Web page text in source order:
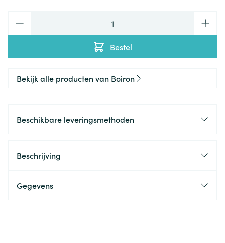
Bestel
Bekijk alle producten van Boiron
Beschikbare leveringsmethoden
Beschrijving
Gegevens